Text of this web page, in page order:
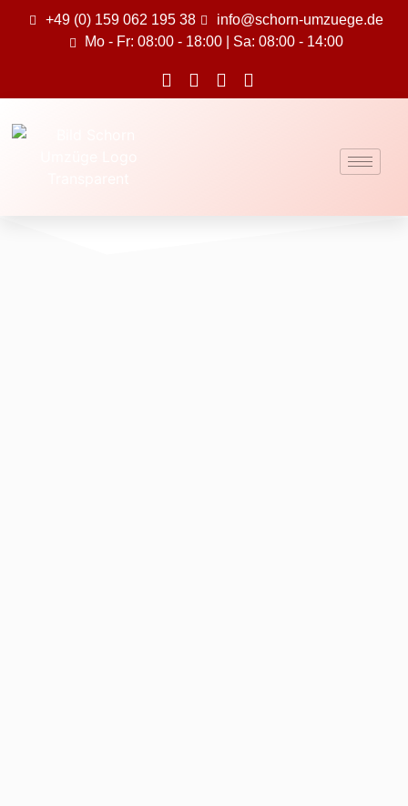
+49 (0) 159 062 195 38
info@schorn-umzuege.de
Mo - Fr: 08:00 - 18:00 | Sa: 08:00 - 14:00